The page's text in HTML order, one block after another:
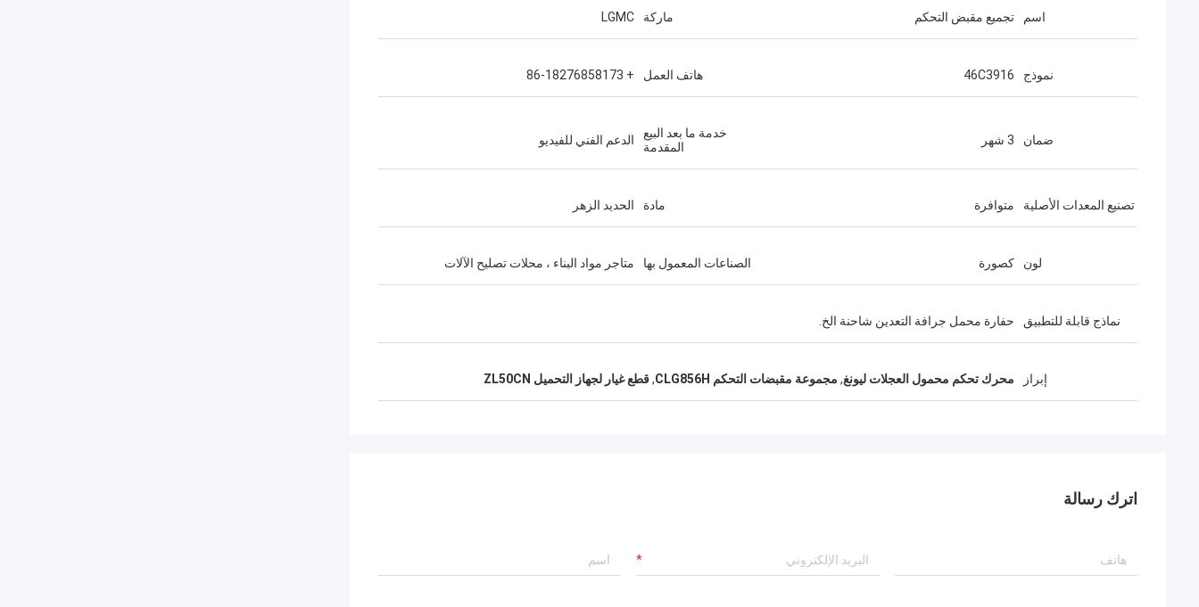
اسم تجميع مقبض التحكم ماركة LGMC
نموذج 46C3916 هاتف العمل + 86-18276858173
ضمان 3 شهر
خدمة ما بعد البيع
المقدمة
الدعم الفني للفيديو
تصنيع المعدات الأصلية متوافرة مادة الحديد الزهر
لون كصورة الصناعات المعمول بها متاجر مواد البناء ، محلات تصليح الآلات
نماذج قابلة للتطبيق حفارة محمل جرافة التعدين شاحنة الخ.
إبراز محرك تحكم محمول العجلات ليونغ, مجموعة مقبضات التحكم CLG856H ,قطع غيار لجهاز التحميل ZL50CN
اترك رسالة